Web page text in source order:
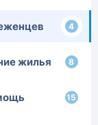
4
жилья 8
15